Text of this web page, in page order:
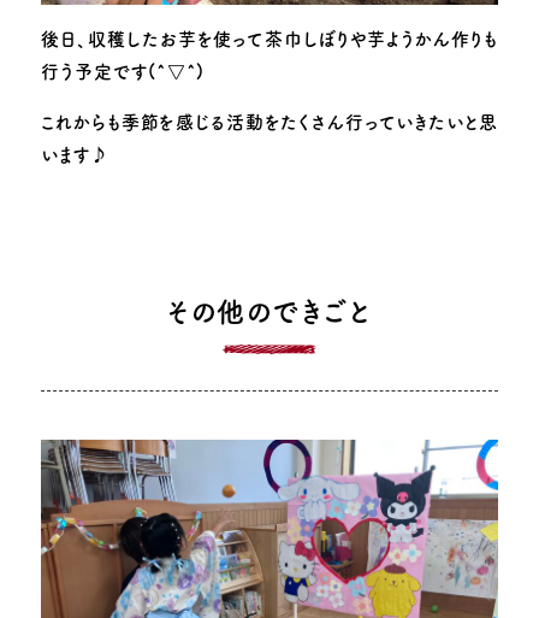
後日、収穫したお芋を使って茶巾しぼりや芋ようかん作りも
行う予定です(^▽^)
これからも季節を感じる活動をたくさん行っていきたいと思
います♪
その他のできごと